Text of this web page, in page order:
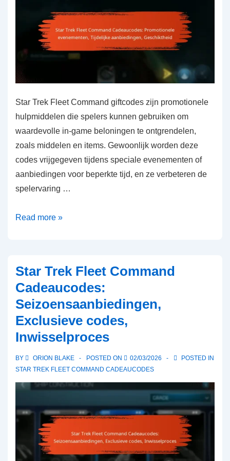
Star Trek Fleet Command giftcodes zijn promotionele
hulpmiddelen die spelers kunnen gebruiken om
waardevolle in-game beloningen te ontgrendelen,
zoals middelen en items. Gewoonlijk worden deze
codes vrijgegeven tijdens speciale evenementen of
aanbiedingen voor beperkte tijd, en ze verbeteren de
spelervaring …
Star
Cadeaucodes:
Promotionele
evenementen,
Tijdelijke
aanbiedingen,
Read more »
Star Trek Fleet Command
Cadeaucodes:
Seizoensaanbiedingen,
Exclusieve codes,
Inwisselproces
BY ORION BLAKE POSTED ON 02/03/2026
POSTED IN
STAR TREK FLEET COMMAND CADEAUCODES